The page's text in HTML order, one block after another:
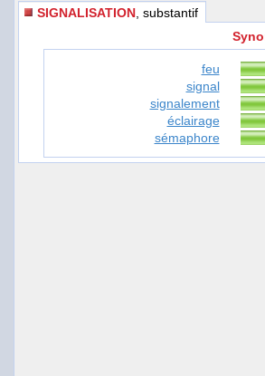
SIGNALISATION , substantif
feu
signal
signalement
éclairage
sémaphore